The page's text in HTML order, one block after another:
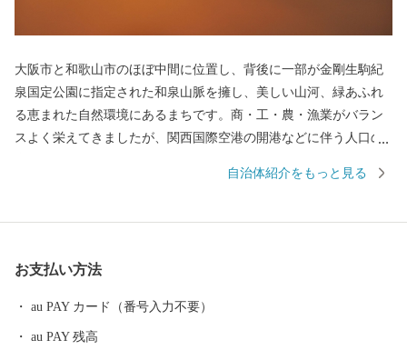
大阪市と和歌山市のほぼ中間に位置し、背後に一部が金剛生駒紀
泉国定公園に指定された和泉山脈を擁し、美しい山河、緑あふれ
る恵まれた自然環境にあるまちです。商・工・農・漁業がバラン
スよく栄えてきましたが、関西国際空港の開港などに伴う人口の
由来は、中世以来の村名「佐野」に旧国名和泉を冠したもので、
みさのし）が誕生し、昭和29年、南中通村、日根野村、長滝村、
上之郷村、大土村の5カ村が合併し、現在の市域が形成されていま
し、世界と日本を結ぶ玄関都市として、21世紀にふさわしい国際
自治体紹介をもっと見る
お支払い方法
au PAY カード（番号入力不要）
au PAY 残高